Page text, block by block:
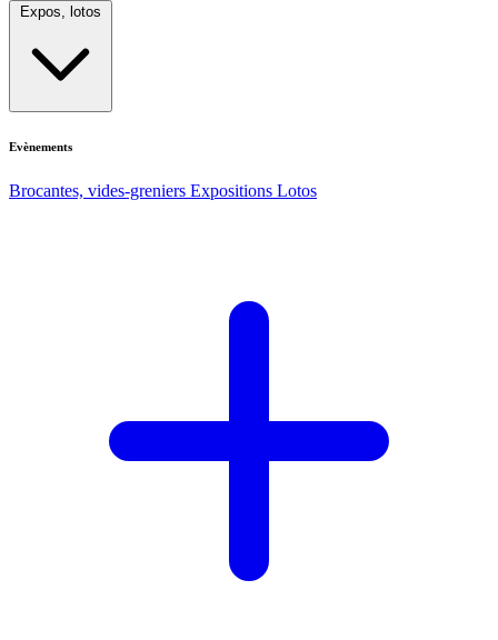
Expos, lotos
Evènements
Brocantes, vides-greniers Expositions Lotos